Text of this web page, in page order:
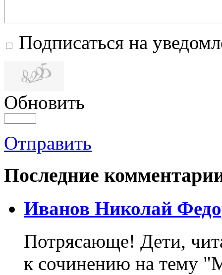
Подписаться на
Обновить
Отправить
Последние
Иванов Николай
Потрясающе! Дети,
к сочинению на тему